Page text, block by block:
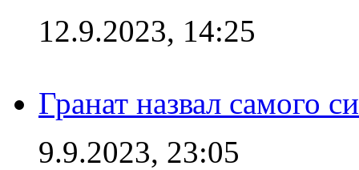
12.9.2023, 14:25
Гранат назвал самого
9.9.2023, 23:05